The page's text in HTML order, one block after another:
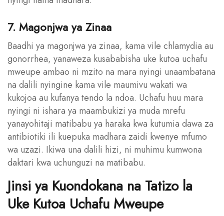
7. Magonjwa ya Zinaa
Baadhi ya magonjwa ya zinaa, kama vile chlamydia au
gonorrhea, yanaweza kusababisha uke kutoa uchafu
mweupe ambao ni mzito na mara nyingi unaambatana
na dalili nyingine kama vile maumivu wakati wa
kukojoa au kufanya tendo la ndoa. Uchafu huu mara
nyingi ni ishara ya maambukizi ya muda mrefu
yanayohitaji matibabu ya haraka kwa kutumia dawa za
antibiotiki ili kuepuka madhara zaidi kwenye mfumo
wa uzazi. Ikiwa una dalili hizi, ni muhimu kumwona
daktari kwa uchunguzi na matibabu.
Jinsi ya Kuondokana na Tatizo la
Uke Kutoa Uchafu Mweupe